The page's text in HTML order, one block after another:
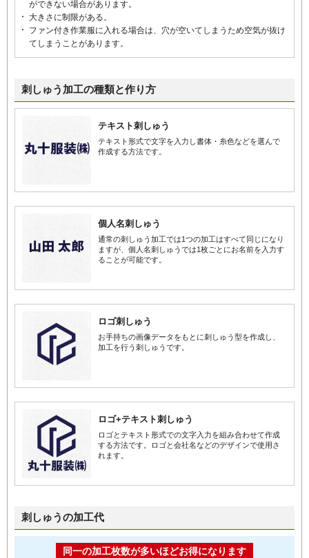
ができない場合があります。
大きさに制限がある。
ファン付き作業服に入れる場合は、穴が空いてしまうため空気が抜け
てしまうことがあります。
刺しゅう加工の種類と作り方
テキスト刺しゅう
テキスト形式で文字を入力し書体・糸色などを選んで
作成する方法です。
個人名刺しゅう
通常の刺しゅう加工では1つの加工はすべて同じになり
ますが、個人名刺しゅうでは1枚ごとにお名前を入力す
ることが可能です。
ロゴ刺しゅう
お手持ちの画像データをもとに刺しゅう型を作成し、
加工を行う刺しゅうです。
ロゴ+テキスト刺しゅう
ロゴとテキスト形式での文字入力を組み合わせて作成
する方法です。ロゴと会社名などのデザインで使用さ
れます。
刺しゅうの加工代
同一の加工枚数が多いほどお得になります